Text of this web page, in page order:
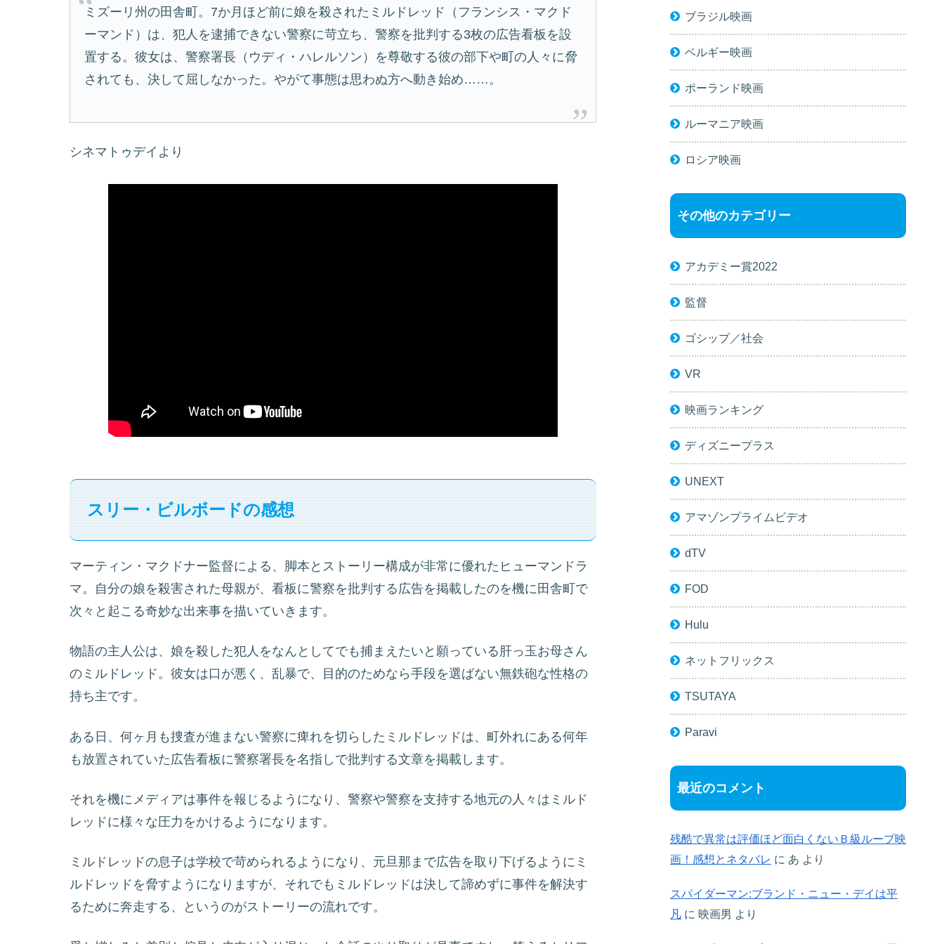
ミズーリ州の田舎町。7か月ほど前に娘を殺されたミルドレッド（フランシス・マクド
ーマンド）は、犯人を逮捕できない警察に苛立ち、警察を批判する3枚の広告看板を設
置する。彼女は、警察署長（ウディ・ハレルソン）を尊敬する彼の部下や町の人々に脅
されても、決して屈しなかった。やがて事態は思わぬ方へ動き始め……。
シネマトゥデイより
スリー・ビルボードの感想
マーティン・マクドナー監督による、脚本とストーリー構成が非常に優れたヒューマンドラ
マ。自分の娘を殺害された母親が、看板に警察を批判する広告を掲載したのを機に田舎町で
次々と起こる奇妙な出来事を描いていきます。
物語の主人公は、娘を殺した犯人をなんとしてでも捕まえたいと願っている肝っ玉お母さん
のミルドレッド。彼女は口が悪く、乱暴で、目的のためなら手段を選ばない無鉄砲な性格の
持ち主です。
ある日、何ヶ月も捜査が進まない警察に痺れを切らしたミルドレッドは、町外れにある何年
も放置されていた広告看板に警察署長を名指しで批判する文章を掲載します。
それを機にメディアは事件を報じるようになり、警察や警察を支持する地元の人々はミルド
レッドに様々な圧力をかけるようになります。
ミルドレッドの息子は学校で苛められるようになり、元旦那まで広告を取り下げるようにミ
ルドレッドを脅すようになりますが、それでもミルドレッドは決して諦めずに事件を解決す
るために奔走する、というのがストーリーの流れです。
ブラジル映画
ベルギー映画
ポーランド映画
ルーマニア映画
ロシア映画
その他のカテゴリー
アカデミー賞2022
監督
ゴシップ／社会
VR
映画ランキング
ディズニープラス
UNEXT
アマゾンプライムビデオ
dTV
FOD
Hulu
ネットフリックス
TSUTAYA
Paravi
最近のコメント
残酷で異常は評価ほど面白くないＢ級ループ映
画！感想とネタバレ に あ より
スパイダーマン:ブランド・ニュー・デイは平
凡 に 映画男 より